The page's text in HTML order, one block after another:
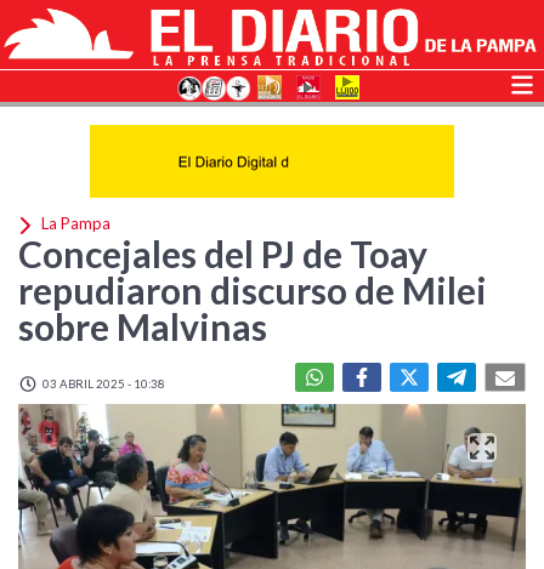
La Pampa
Concejales del PJ de Toay
repudiaron discurso de Milei
sobre Malvinas
03 ABRIL 2025 - 10:38